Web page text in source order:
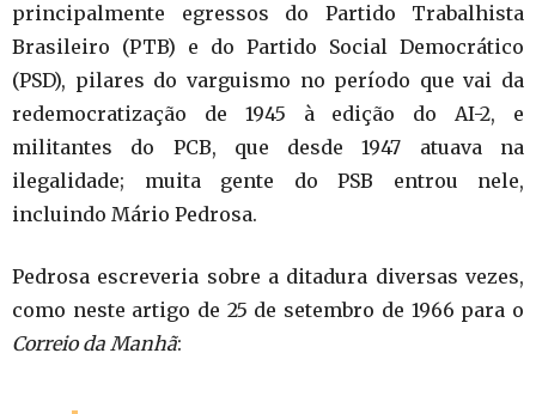
principalmente egressos do Partido Trabalhista
Brasileiro (PTB) e do Partido Social Democrático
(PSD), pilares do varguismo no período que vai da
redemocratização de 1945 à edição do AI-2, e
militantes do PCB, que desde 1947 atuava na
ilegalidade; muita gente do PSB entrou nele,
incluindo Mário Pedrosa.
Pedrosa escreveria sobre a ditadura diversas vezes,
como neste artigo de 25 de setembro de 1966 para o
Correio da Manhã: